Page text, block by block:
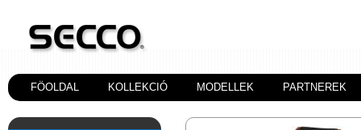
FÖOLDAL KOLLEKCIÓ MODELLEK PARTNEREK